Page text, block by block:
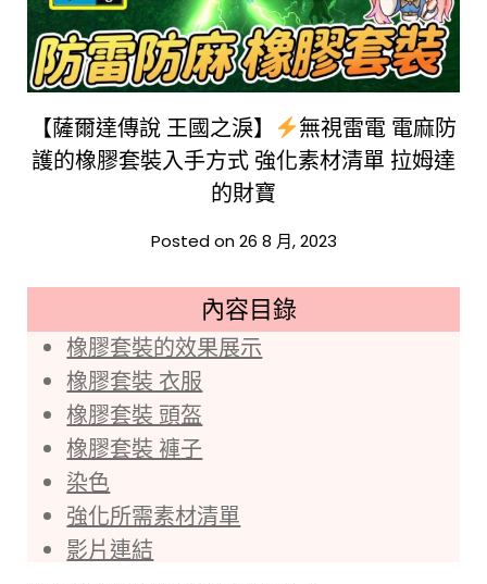
【薩爾達傳說 王國之淚】
無視雷電 電麻防
護的橡膠套裝入手方式 強化素材清單 拉姆達
的財寶
Posted on 26 8 月, 2023
內容目錄
橡膠套裝的效果展示
橡膠套裝 衣服
橡膠套裝 頭盔
橡膠套裝 褲子
染色
強化所需素材清單
影片連結